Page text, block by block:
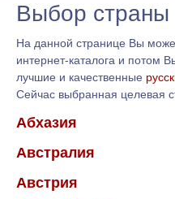
Выбор страны
На данной странице Вы
интернет-каталога и потом
лучшие и качественные
Сейчас выбранная целевая
Абхазия
Австралия
Австрия